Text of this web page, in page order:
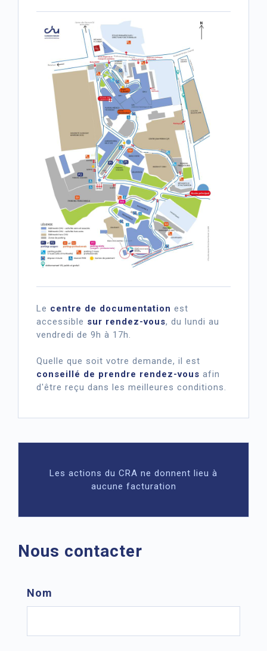
Le centre de documentation est
accessible sur rendez-vous, du lundi au
vendredi de 9h à 17h.
Quelle que soit votre demande, il est
conseillé de prendre rendez-vous afin
d'être reçu dans les meilleures conditions.
Les actions du CRA ne donnent lieu à
aucune facturation
Nous contacter
Nom